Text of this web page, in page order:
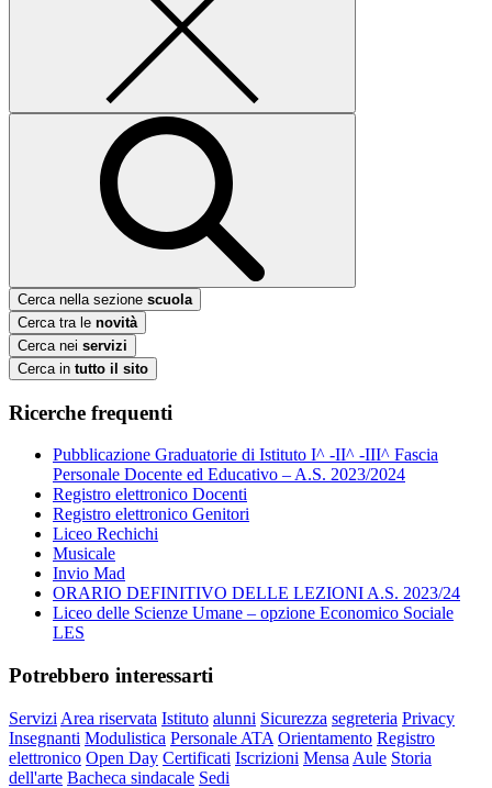
Cerca nella sezione scuola
Cerca tra le novità
Cerca nei servizi
Cerca in tutto il sito
Ricerche frequenti
Pubblicazione Graduatorie di Istituto I^ -II^ -III^ Fascia
Personale Docente ed Educativo – A.S. 2023/2024
Registro elettronico Docenti
Registro elettronico Genitori
Liceo Rechichi
Musicale
Invio Mad
ORARIO DEFINITIVO DELLE LEZIONI A.S. 2023/24
Liceo delle Scienze Umane – opzione Economico Sociale
LES
Potrebbero interessarti
Servizi Area riservata Istituto alunni Sicurezza segreteria Privacy
Insegnanti Modulistica Personale ATA Orientamento Registro
elettronico Open Day Certificati Iscrizioni Mensa Aule Storia
dell'arte Bacheca sindacale Sedi